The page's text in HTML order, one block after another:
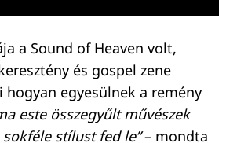
a Sound of Heaven volt,
és gospel zene
egyesülnek a remény
este összegyűlt művészek
stílust fed le”– mondta